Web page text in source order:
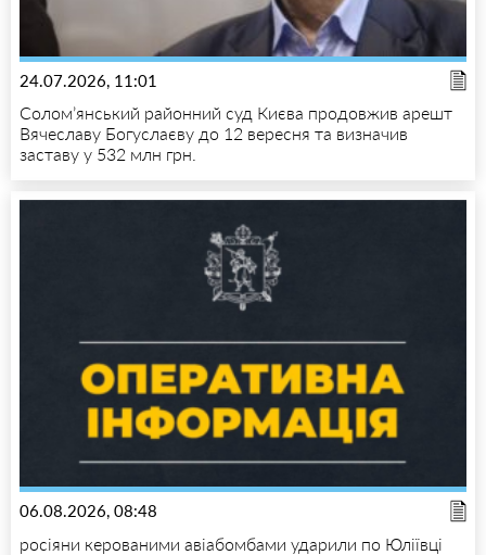
24.07.2026, 11:01
Солом’янський районний суд Києва продовжив арешт
Вячеславу Богуслаєву до 12 вересня та визначив
заставу у 532 млн грн.
06.08.2026, 08:48
росіяни керованими авіабомбами ударили по Юліївці